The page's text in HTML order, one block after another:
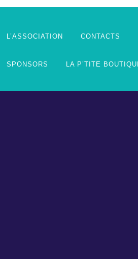
L’ASSOCIATION CONTACTS
SPONSORS LA P’TITE